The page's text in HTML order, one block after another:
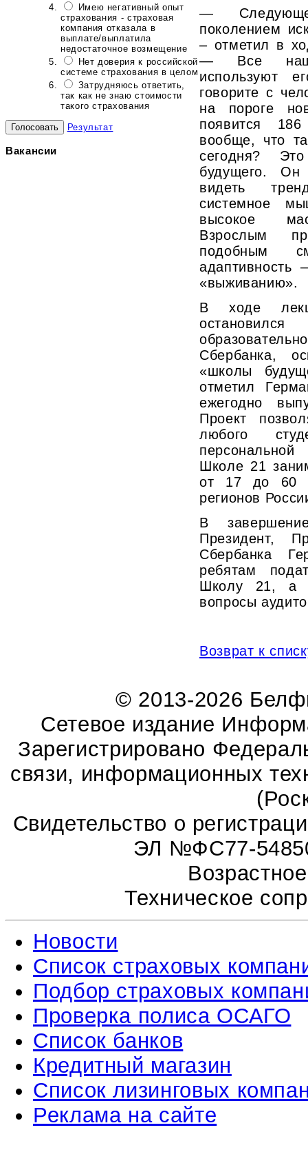
Имею негативный опыт
страхования - страховая
компания отказала в
выплате/выплатила
недостаточное возмещение
Нет доверия к российской
системе страхования в целом
Затрудняюсь ответить,
так как не знаю стоимости
такого страхования
Результат
Вакансии
—
поколением
– отметил в
— Все
используют
говорите с
на пороге
появится
вообще, что
сегодня?
будущего. Он
видеть
системное
высокое
Взрослым
подобным
адаптивность
«выживанию».
В ходе
Сбербанка,
«школы
отметил
ежегодно
Проект
любого
Школе 21
от 17 до 60
регионов
В
Президент,
Сбербанка
ребятам
Школу 21, а
вопросы
Возврат к
© 2013-2026
Сетевое издание
Зарегистрировано
связи, информационных
Свидетельство о
ЭЛ №ФС77-
Техническое
Новости
Список страховых
Подбор страховых
Проверка полиса ОСАГО
Список банков
Кредитный магазин
Список лизинговых
Реклама на сайте